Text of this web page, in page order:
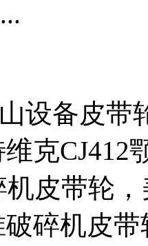
设备皮
克
机皮带轮
碎机皮